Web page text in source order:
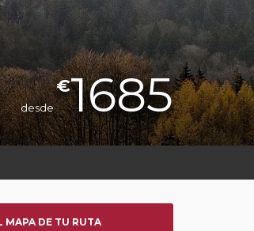
desde
€1685
MAPA DE TU RUTA